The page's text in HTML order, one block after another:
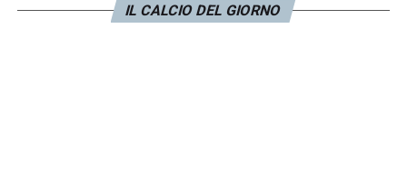
L’appuntamento della conferenza è fissato
IL CALCIO DEL GIORNO